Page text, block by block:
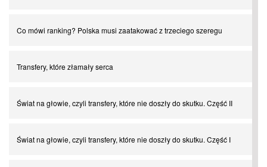
Co mówi ranking? Polska musi zaatakować z trzeciego szeregu
Transfery, które złamały serca
Świat na głowie, czyli transfery, które nie doszły do skutku. Część II
Świat na głowie, czyli transfery, które nie doszły do skutku. Część I